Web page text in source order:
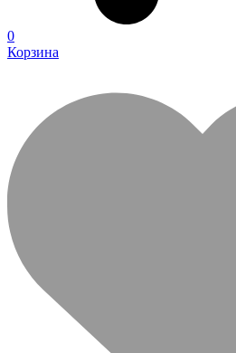
0
Корзина